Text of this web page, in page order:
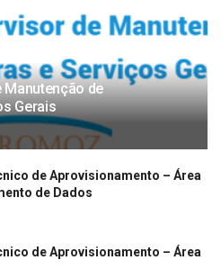
Manutenção de
Gerais
de Aprovisionamento – Área
de Dados
de Aprovisionamento – Área